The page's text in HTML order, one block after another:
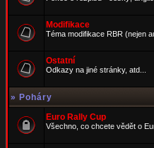
Modifikace
Téma modifikace RBR (nejen
Ostatní
Odkazy na jiné stránky, atd...
» Poháry
Euro Rally Cup
Všechno, co chcete vědět o